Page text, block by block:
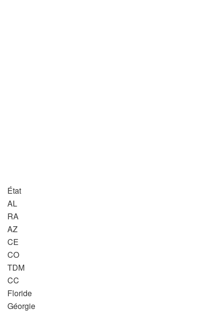
État
AL
RA
AZ
CE
CO
TDM
CC
Floride
Géorgie